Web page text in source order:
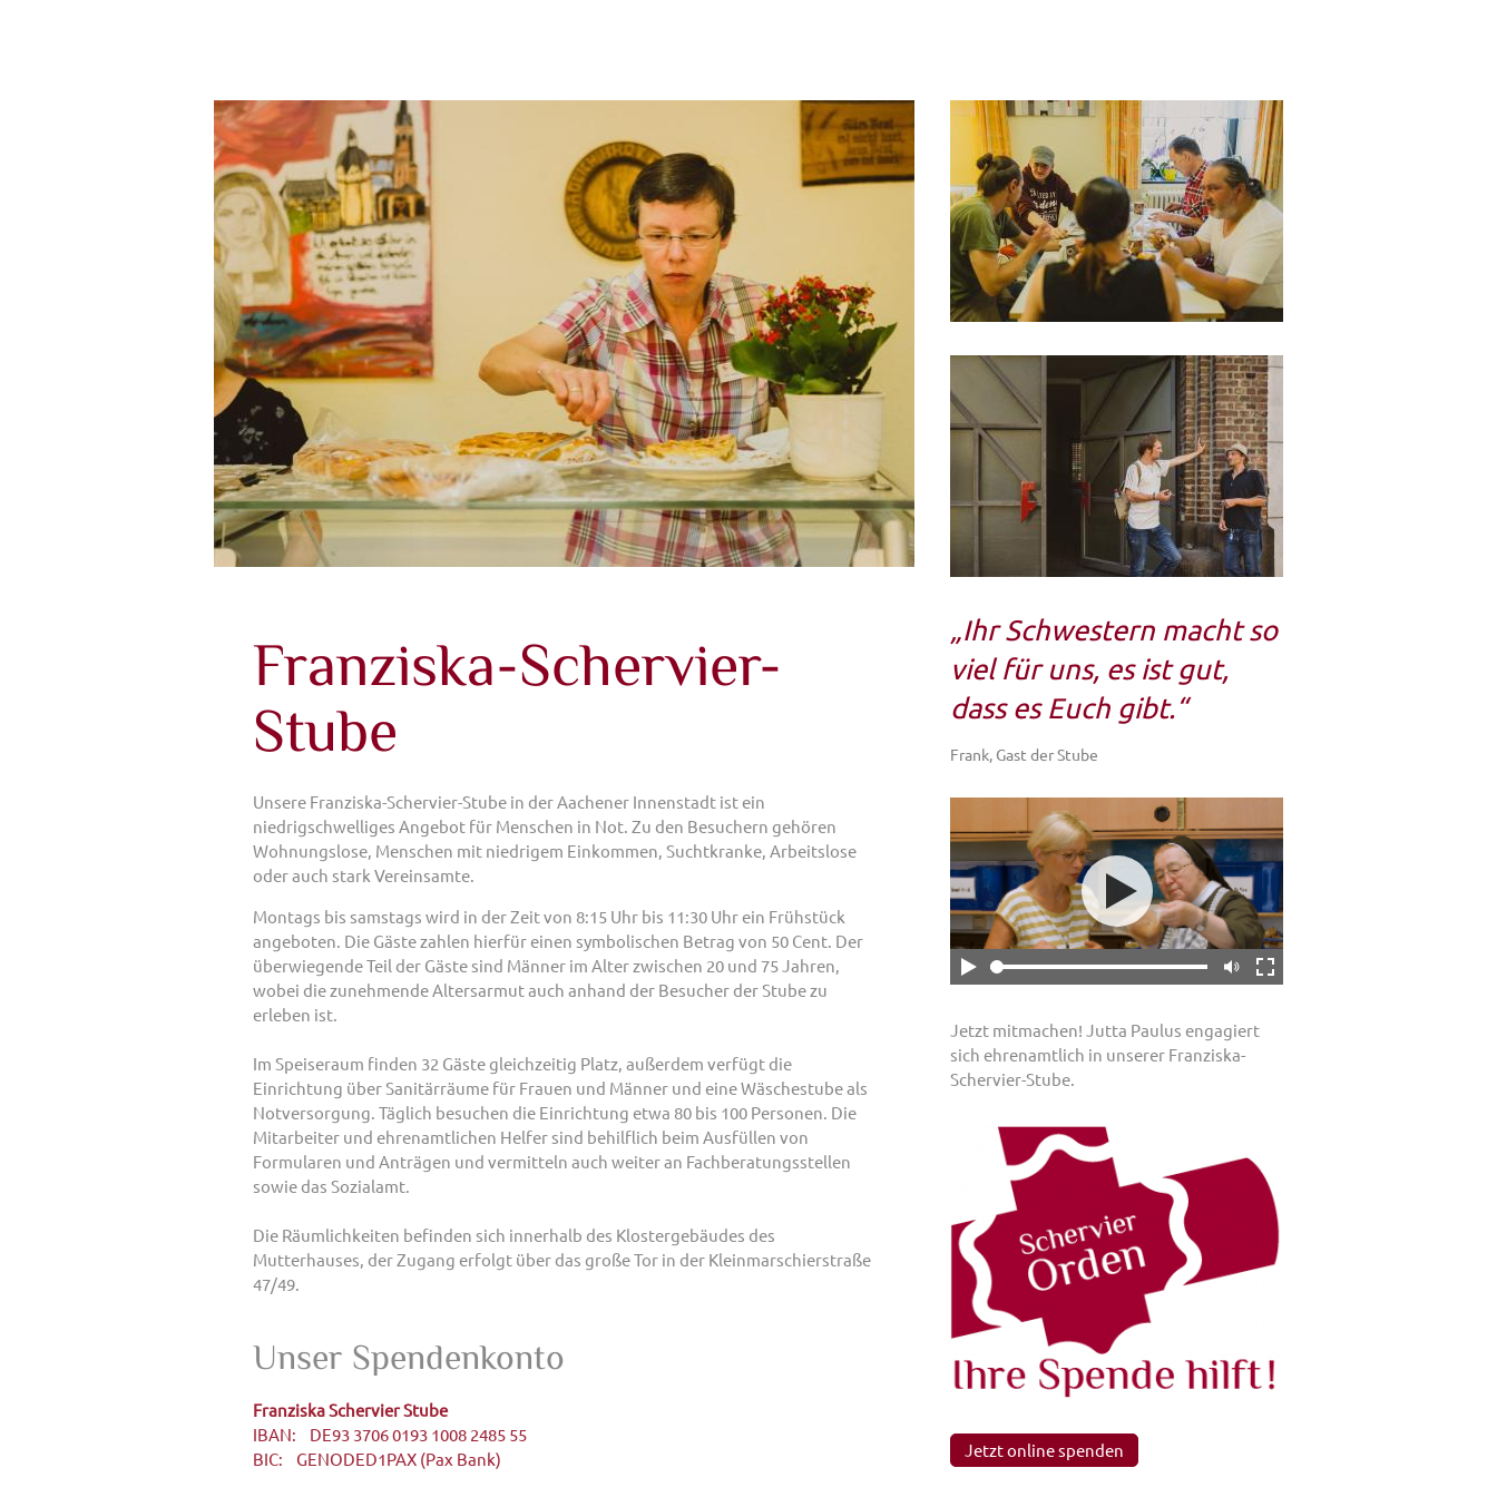
Franziska-Schervier-
Stube
Unsere Franziska-Schervier-Stube in der Aachener Innenstadt ist ein
niedrigschwelliges Angebot für Menschen in Not. Zu den Besuchern gehören
Wohnungslose, Menschen mit niedrigem Einkommen, Suchtkranke, Arbeitslose
oder auch stark Vereinsamte.
Montags bis samstags wird in der Zeit von 8:15 Uhr bis 11:30 Uhr ein Frühstück
angeboten. Die Gäste zahlen hierfür einen symbolischen Betrag von 50 Cent. Der
überwiegende Teil der Gäste sind Männer im Alter zwischen 20 und 75 Jahren,
wobei die zunehmende Altersarmut auch anhand der Besucher der Stube zu
erleben ist.
Im Speiseraum finden 32 Gäste gleichzeitig Platz, außerdem verfügt die
Einrichtung über Sanitärräume für Frauen und Männer und eine Wäschestube als
Notversorgung. Täglich besuchen die Einrichtung etwa 80 bis 100 Personen. Die
Mitarbeiter und ehrenamtlichen Helfer sind behilflich beim Ausfüllen von
Formularen und Anträgen und vermitteln auch weiter an Fachberatungsstellen
sowie das Sozialamt.
Die Räumlichkeiten befinden sich innerhalb des Klostergebäudes des
Mutterhauses, der Zugang erfolgt über das große Tor in der Kleinmarschierstraße
47/49.
Unser Spendenkonto
Franziska Schervier Stube
IBAN: DE93 3706 0193 1008 2485 55
BIC: GENODED1PAX (Pax Bank)
„Ihr Schwestern macht so
viel für uns, es ist gut,
dass es Euch gibt.“
Frank, Gast der Stube
Jetzt mitmachen! Jutta Paulus engagiert
sich ehrenamtlich in unserer Franziska-
Schervier-Stube.
Jetzt online spenden